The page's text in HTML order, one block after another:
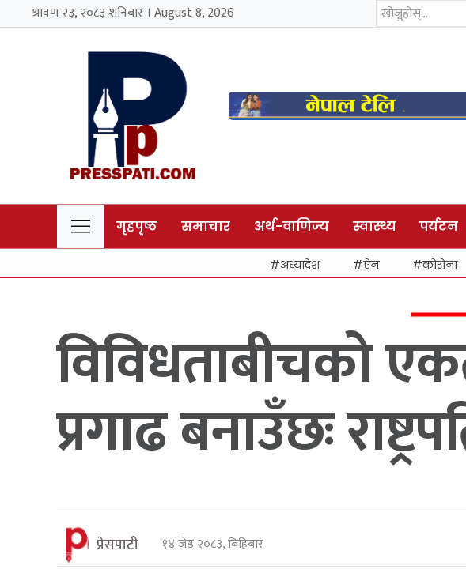
श्रावण २३, २०८३ शनिबार । August 8, 2026
गृहपृष्ठ समाचार अर्थ-वाणिज्य स्वास्थ्य पर्यटन
अध्यादेश ऐन कोरोना
विविधताबीचको
प्रगाढ बनाउँछः
प्रेसपाटी १४ जेष्ठ २०८३, बिहिबार